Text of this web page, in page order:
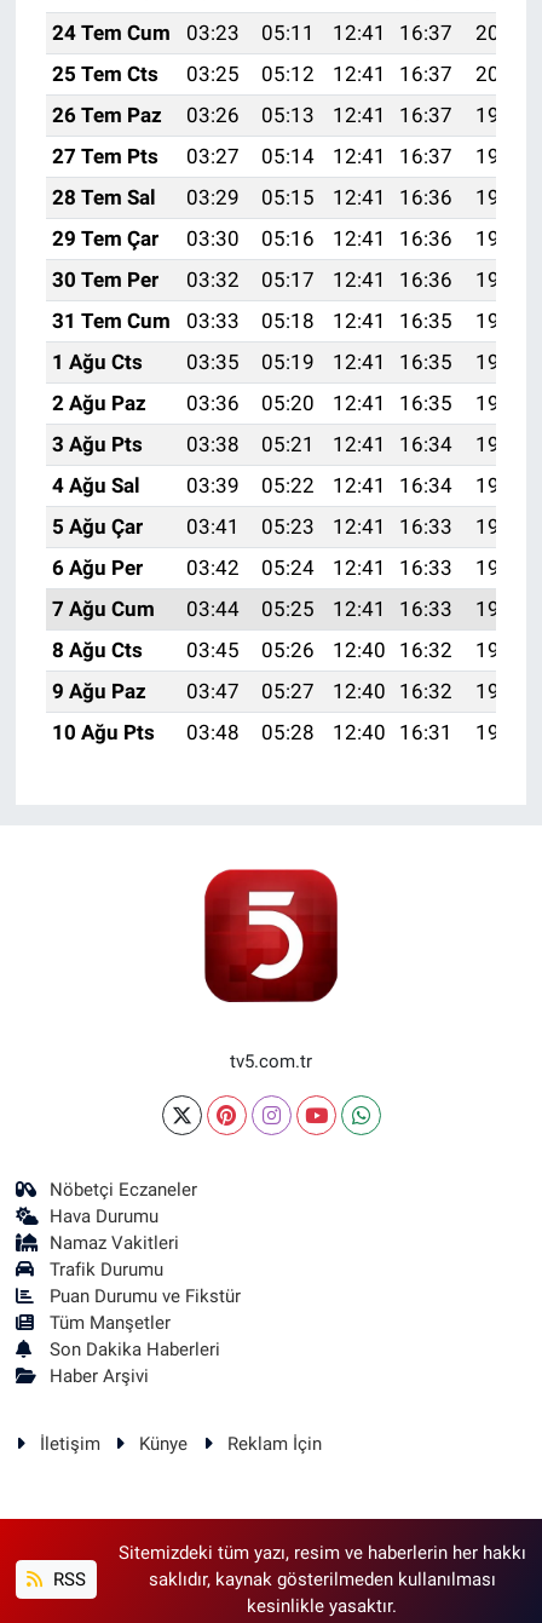
24 Tem Cum
03:23 05:11 12:41 16:37
20:01
25 Tem Cts
03:25 05:12 12:41 16:37
20:00
26 Tem Paz
03:26 05:13 12:41 16:37
19:59
27 Tem Pts
03:27 05:14 12:41 16:37
19:58
28 Tem Sal
03:29 05:15 12:41 16:36
19:57
29 Tem Çar
03:30 05:16 12:41 16:36
19:56
30 Tem Per
03:32 05:17 12:41 16:36
19:55
31 Tem Cum
03:33 05:18 12:41 16:35
19:54
1 Ağu Cts
03:35 05:19 12:41 16:35
19:53
2 Ağu Paz
03:36 05:20 12:41 16:35
19:52
3 Ağu Pts
03:38 05:21 12:41 16:34
19:51
4 Ağu Sal
03:39 05:22 12:41 16:34
19:50
5 Ağu Çar
03:41 05:23 12:41 16:33
19:49
6 Ağu Per
03:42 05:24 12:41 16:33
19:48
7 Ağu Cum
03:44 05:25 12:41 16:33
19:46
8 Ağu Cts
03:45 05:26 12:40 16:32
19:45
9 Ağu Paz
03:47 05:27 12:40 16:32
19:44
10 Ağu Pts
03:48 05:28 12:40 16:31 19:43
tv5.com.tr
Nöbetçi Eczaneler
Hava Durumu
Namaz Vakitleri
Trafik Durumu
Puan Durumu ve Fikstür
Tüm Manşetler
Son Dakika Haberleri
Haber Arşivi
İletişim Künye Reklam İçin
RSS
Sitemizdeki tüm yazı, resim ve haberlerin her hakkı
saklıdır, kaynak gösterilmeden kullanılması
kesinlikle yasaktır.